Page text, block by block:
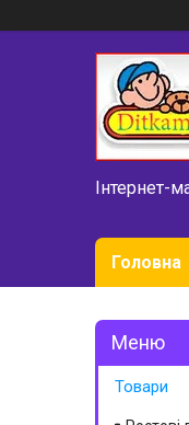
Інтернет-
Головна
Товари